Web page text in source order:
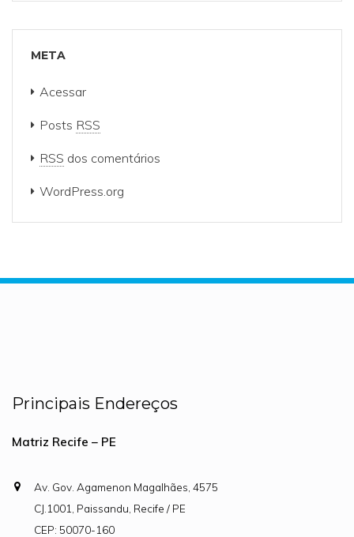
META
Acessar
Posts RSS
RSS dos comentários
WordPress.org
Principais Endereços
Matriz Recife – PE
Av. Gov. Agamenon Magalhães, 4575
CJ.1001, Paissandu, Recife / PE
CEP: 50070-160